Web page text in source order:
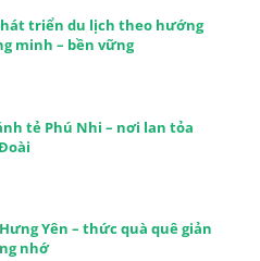
triển du lịch theo hướng
minh – bền vững
tẻ Phú Nhi – nơi lan tỏa
Yên – thức quà quê giản
nhớ